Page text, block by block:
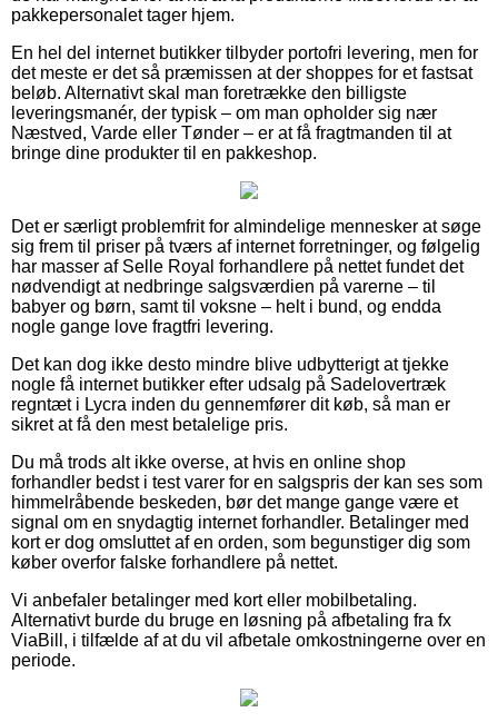
pakkepersonalet tager hjem.
En hel del internet butikker tilbyder portofri levering, men for
det meste er det så præmissen at der shoppes for et fastsat
beløb. Alternativt skal man foretrække den billigste
leveringsmanér, der typisk – om man opholder sig nær
Næstved, Varde eller Tønder – er at få fragtmanden til at
bringe dine produkter til en pakkeshop.
Det er særligt problemfrit for almindelige mennesker at søge
sig frem til priser på tværs af internet forretninger, og følgelig
har masser af Selle Royal forhandlere på nettet fundet det
nødvendigt at nedbringe salgsværdien på varerne – til
babyer og børn, samt til voksne – helt i bund, og endda
nogle gange love fragtfri levering.
Det kan dog ikke desto mindre blive udbytterigt at tjekke
nogle få internet butikker efter udsalg på Sadelovertræk
regntæt i Lycra inden du gennemfører dit køb, så man er
sikret at få den mest betalelige pris.
Du må trods alt ikke overse, at hvis en online shop
forhandler bedst i test varer for en salgspris der kan ses som
himmelråbende beskeden, bør det mange gange være et
signal om en snydagtig internet forhandler. Betalinger med
kort er dog omsluttet af en orden, som begunstiger dig som
køber overfor falske forhandlere på nettet.
Vi anbefaler betalinger med kort eller mobilbetaling.
Alternativt burde du bruge en løsning på afbetaling fra fx
ViaBill, i tilfælde af at du vil afbetale omkostningerne over en
periode.